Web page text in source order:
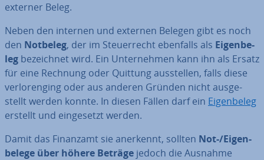
externer Beleg.
Neben den internen und externen Belegen gibt es noch
den Notbeleg, der im Steu­er­recht ebenfalls als Ei­gen­be­
leg be­zeich­net wird. Ein Un­ter­neh­men kann ihn als Ersatz
für eine Rechnung oder Quittung aus­stel­len, falls diese
ver­lo­ren­ging oder aus anderen Gründen nicht aus­ge­
stellt werden konnte. In diesen Fällen darf ein Ei­gen­be­leg
erstellt und ein­ge­setzt werden.
Damit das Finanzamt sie anerkennt, sollten Not-/Ei­gen­
be­le­ge über höhere Beträge jedoch die Ausnahme